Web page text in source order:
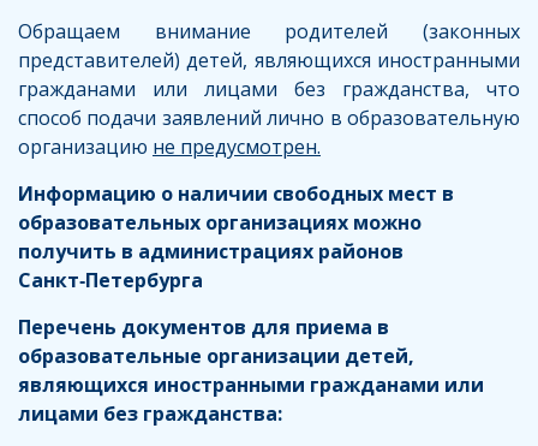
Обращаем внимание родителей (законных
представителей) детей, являющихся иностранными
гражданами или лицами без гражданства, что
способ подачи заявлений лично в образовательную
организацию не предусмотрен.
Информацию о наличии свободных мест в
образовательных организациях можно
получить в администрациях районов
Санкт‑Петербурга
Перечень документов для приема в
образовательные организации детей,
являющихся иностранными гражданами или
лицами без гражданства: